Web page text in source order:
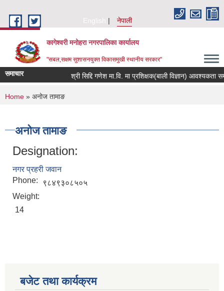
English
नेपाली
कागेश्वरी मनोहरा नगरपालिका कार्यालय
"सबल,सक्षम सुशासनयुक्त विकासमुखी स्थानीय सरकार"
समाचार श्री सिद्दि गणेश मा.वि. मा प्रशिक्षक(बाली विज्ञान) आवश्यकता
You are here
Home » अनोज तामाङ
अनोज तामाङ
Designation:
नगर प्रहरी जवान
Phone:
९८४९३०८५०५
Weight:
14
बजेट तथा कार्यक्रम